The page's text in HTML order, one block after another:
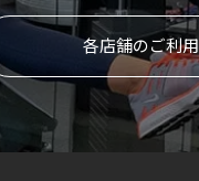
各店舗のご利